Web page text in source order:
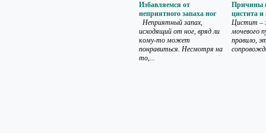
Избавляемся от
неприятного запаха ног
Неприятный запах,
исходящий от ног, вряд ли
кому-то может
понравиться. Несмотря на
то,...
Причины
цистита и
Цистит –
мочевого
правило,